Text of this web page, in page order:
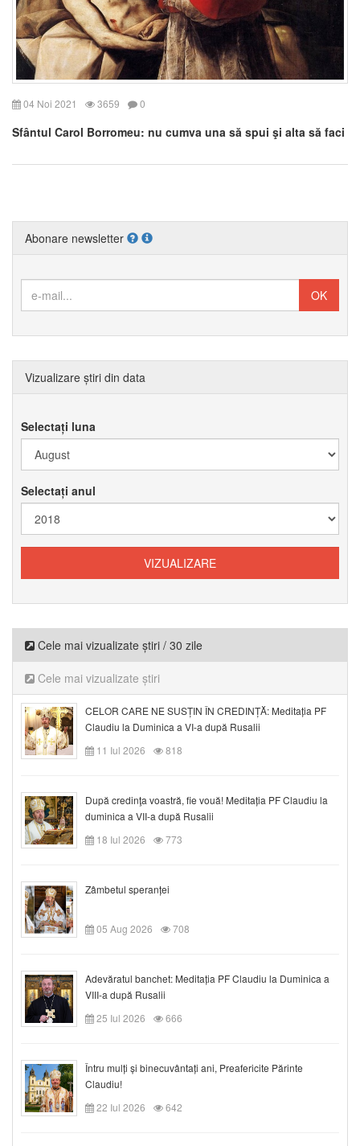
04 Noi 2021 3659 0
Sfântul Carol Borromeu: nu cumva una să spui şi alta să faci
Abonare newsletter
Vizualizare știri din data
Selectați luna
Selectați anul
Cele mai vizualizate știri / 30 zile
Cele mai vizualizate știri
CELOR CARE NE SUSȚIN ÎN CREDINȚĂ: Meditația PF
Claudiu la Duminica a VI-a după Rusalii
11 Iul 2026
818
După credinţa voastră, fie vouă! Meditația PF Claudiu la
duminica a VII-a după Rusalii
18 Iul 2026
773
Zâmbetul speranței
05 Aug 2026 708
Adevăratul banchet: Meditația PF Claudiu la Duminica a
VIII-a după Rusalii
25 Iul 2026
666
Întru mulți și binecuvântați ani, Preafericite Părinte
Claudiu!
22 Iul 2026
642